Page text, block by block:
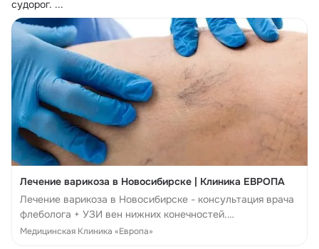
судорог. ...
Лечение варикоза в Новосибирске | Клиника ЕВРОПА
Лечение варикоза в Новосибирске - консультация врача
флеболога + УЗИ вен нижних конечностей.
Склерозирование, лазерное лечение варикоза на
Медицинская Клиника «Европа»